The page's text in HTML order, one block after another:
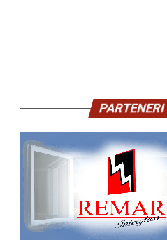
PARTENERI